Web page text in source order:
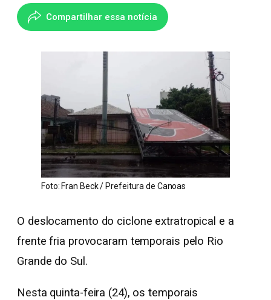
Compartilhar essa notícia
Foto: Fran Beck / Prefeitura de Canoas
O deslocamento do ciclone extratropical e a
frente fria provocaram temporais pelo Rio
Grande do Sul.
Nesta quinta-feira (24), os temporais